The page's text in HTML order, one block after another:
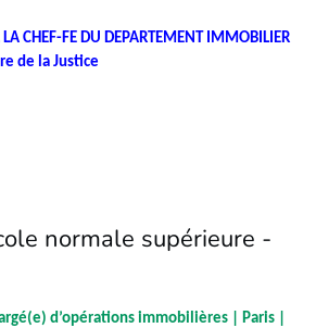
CHEF-FE DU DEPARTEMENT IMMOBILIER
de la Justice
normale supérieure -
d’opérations immobilières | Paris |